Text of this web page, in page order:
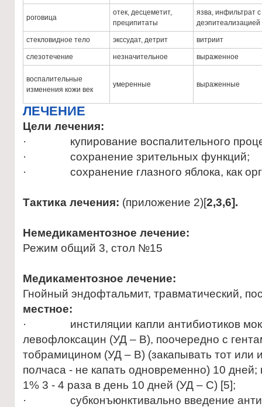
роговица
отек, десцеметит,
преципитаты
язва, инфильтрат с
деэпитеализацией
стекловидное тело экссудат, детрит витриит
слезотечение незначительное выраженное
воспалительные
изменения кожи век
умеренные выраженные
ЛЕЧЕНИЕ
Цели лечения:
· купирование воспалительного
· сохранение зрительных функций;
· cохранение глазного яблока, как
Тактика лечения: (приложение 2)[2,3,6].
Немедикаментозное лечение:
Режим общий 3, стол №15
Медикаментозное лечение:
Гнойный эндофтальмит, травматический,
местное:
· инстиляции капли антибиотиков
левофлоксацин (УД – В), поочередно с
тобрамицином (УД – В) (закапывать тот или
полчаса - не капать одновременно) 10 дней;
1% 3 - 4 раза в день 10 дней (УД – С) [5];
· субконъюнктивально введение